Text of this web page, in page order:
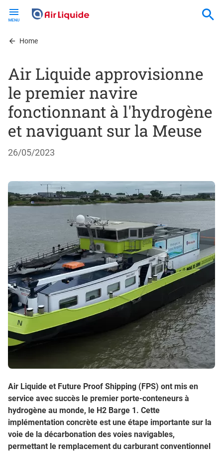
contentHome
Air Liquide approvisionne
le premier navire
fonctionnant à l'hydrogène
et naviguant sur la Meuse
26/05/2023
Air Liquide et Future Proof Shipping (FPS) ont mis en
service avec succès le premier porte-conteneurs à
hydrogène au monde, le H2 Barge 1. Cette
implémentation concrète est une étape importante sur la
voie de la décarbonation des voies navigables,
permettant le remplacement du carburant conventionnel